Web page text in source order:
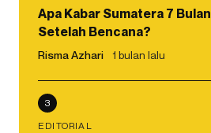
Apa Kabar Sumatera 7 Bulan
Setelah Bencana?
Risma Azhari 1 bulan lalu
3
EDITORIAL